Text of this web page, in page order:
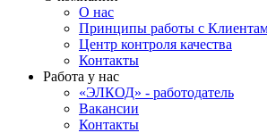
О нас
Принципы работы с
Центр контроля качества
Контакты
Работа у нас
«ЭЛКОД» - работодатель
Вакансии
Контакты